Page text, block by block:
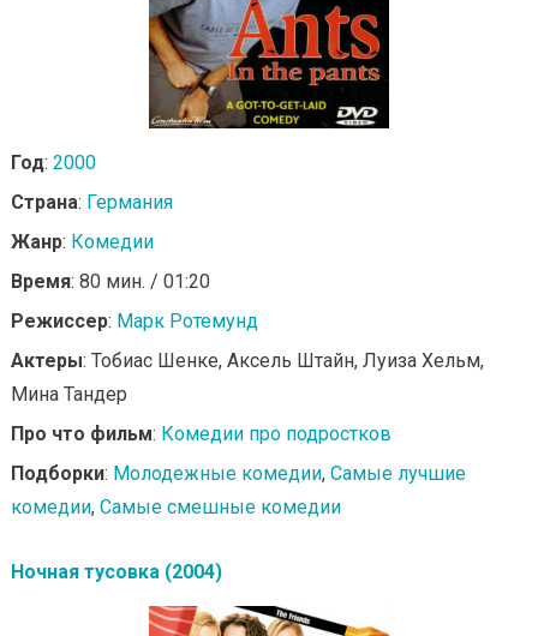
Год: 2000
Страна: Германия
Жанр: Комедии
Время: 80 мин. / 01:20
Режиссер: Марк Ротемунд
Актеры: Тобиас Шенке, Аксель Штайн, Луиза Хельм,
Мина Тандер
Про что фильм: Комедии про подростков
Подборки: Молодежные комедии, Самые лучшие
комедии, Самые смешные комедии
Ночная тусовка (2004)